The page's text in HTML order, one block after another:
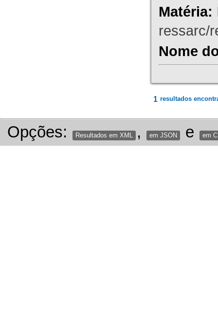
Matéria:
ressarc/
Nome
1 resultados
Opções: Resultados em XML , em JSON e em